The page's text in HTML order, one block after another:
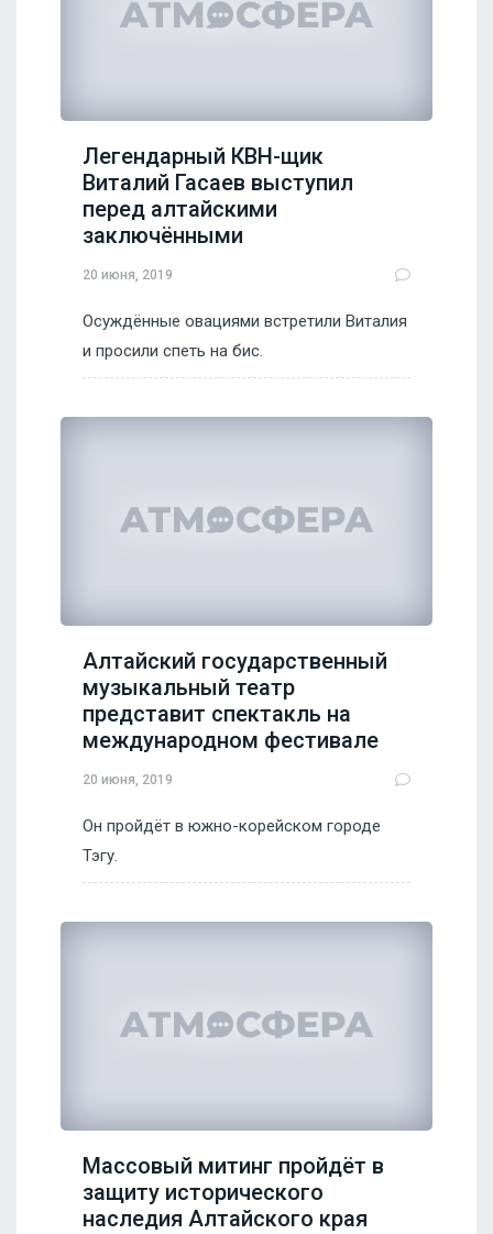
Легендарный КВН-щик
Виталий Гасаев выступил
перед алтайскими
заключёнными
20 июня, 2019
Осуждённые овациями встретили Виталия
и просили спеть на бис.
Алтайский государственный
музыкальный театр
представит спектакль на
международном фестивале
20 июня, 2019
Он пройдёт в южно-корейском городе
Тэгу.
Массовый митинг пройдёт в
защиту исторического
наследия Алтайского края